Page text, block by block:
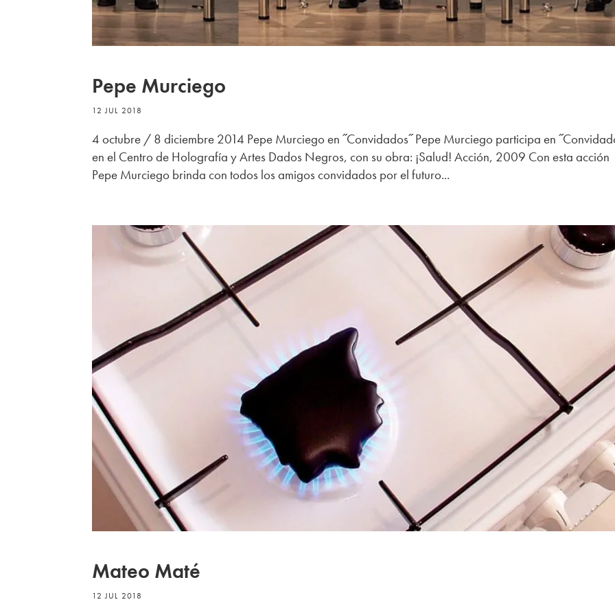
Pepe Murciego
12 JUL 2018
4 octubre / 8 diciembre 2014 Pepe Murciego en ˝Convidados˝ Pepe Murciego participa en
en el Centro de Holografía y Artes Dados Negros, con su obra: ¡Salud! Acción, 2009 Con esta acción
Pepe Murciego brinda con todos los amigos convidados por el futuro...
Mateo Maté
12 JUL 2018